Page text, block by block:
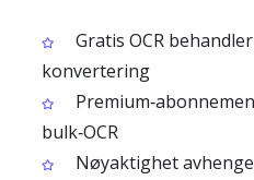
Gratis OCR
konvertering
bulk‑OCR
Nøyaktighet